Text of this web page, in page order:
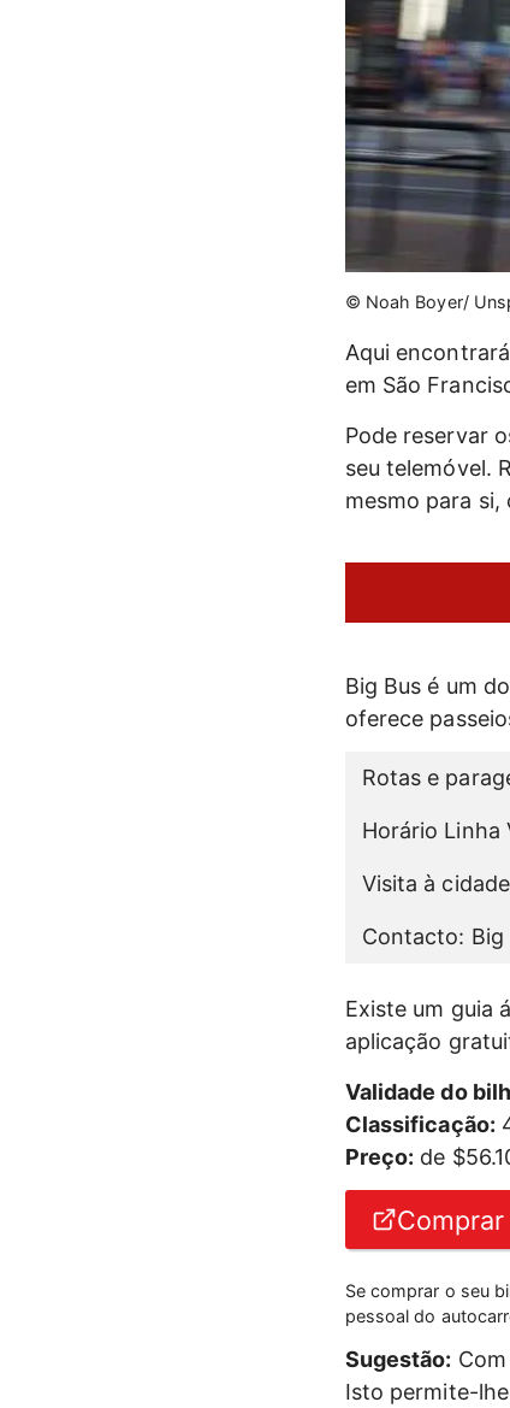
© Noah Boyer/
Aqui
em São
Pode reservar
seu telemóvel.
mesmo para si,
Big Bus é um
oferece
Rotas e
Horário Linha
Visita à
Contacto: Big
Existe um guia
aplicação
Validade do
Classificação:
Preço: de
Se comprar o seu
pessoal do
Sugestão:
Isto permite-